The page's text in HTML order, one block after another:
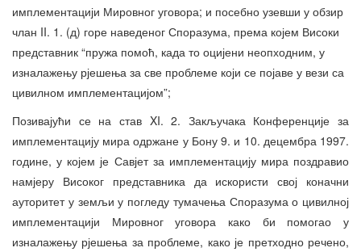
имплементацији Мировног уговора; и посебно узевши у обзир
члан II. 1. (д) горе наведеног Споразума, према којем Високи
представник “пружа помоћ, када то оцијени неопходним, у
изналажењу рјешења за све проблеме који се појаве у вези са
цивилном имплементацијом”;
Позивајући се на став XI. 2. Закључака Конференције за
имплементацију мира одржане у Бону 9. и 10. децембра 1997.
године, у којем је Савјет за имплементацију мира поздравио
намјеру Високог представника да искористи свој коначни
ауторитет у земљи у погледу тумачења Споразума о цивилној
имплементацији Мировног уговора како би помогао у
изналажењу рјешења за проблеме, како је претходно речено,